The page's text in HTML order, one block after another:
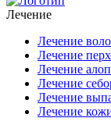
Лечение
Лечение
Лечение
Лечение
Лечение
Лечение
Лечение